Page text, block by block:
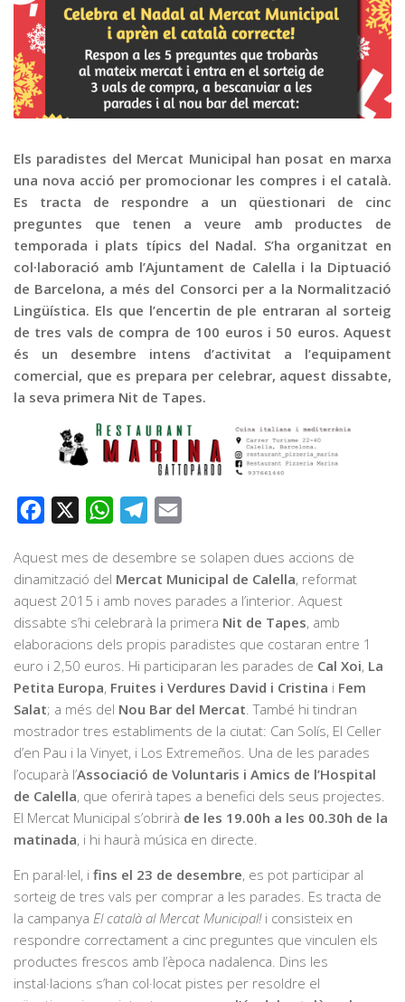
Publicitat
Contacte
Els paradistes del Mercat Municipal han posat en marxa
una nova acció per promocionar les compres i el català.
Es tracta de respondre a un qüestionari de cinc
preguntes que tenen a veure amb productes de
temporada i plats típics del Nadal. S’ha organitzat en
col·laboració amb l’Ajuntament de Calella i la Diptuació
de Barcelona, a més del Consorci per a la Normalització
Lingüística. Els que l’encertin de ple entraran al sorteig
de tres vals de compra de 100 euros i 50 euros. Aquest
és un desembre intens d’activitat a l’equipament
comercial, que es prepara per celebrar, aquest dissabte,
la seva primera Nit de Tapes.
Facebook WhatsAppTelegram
Aquest mes de desembre se solapen dues accions de
dinamització del Mercat Municipal de Calella, reformat
aquest 2015 i amb noves parades a l’interior. Aquest
dissabte s’hi celebrarà la primera Nit de Tapes, amb
elaboracions dels propis paradistes que costaran entre 1
euro i 2,50 euros. Hi participaran les parades de Cal Xoi, La
Petita Europa, Fruites i Verdures David i Cristina i Fem
Salat; a més del Nou Bar del Mercat. També hi tindran
mostrador tres establiments de la ciutat: Can Solís, El Celler
d’en Pau i la Vinyet, i Los Extremeños. Una de les parades
l’ocuparà l’Associació de Voluntaris i Amics de l’Hospital
de Calella, que oferirà tapes a benefici dels seus projectes.
El Mercat Municipal s’obrirà de les 19.00h a les 00.30h de la
matinada, i hi haurà música en directe.
En paral·lel, i fins el 23 de desembre, es pot participar al
sorteig de tres vals per comprar a les parades. Es tracta de
la campanya El català al Mercat Municipal!i consisteix en
respondre correctament a cinc preguntes que vinculen els
productes frescos amb l’època nadalenca. Dins les
instal·lacions s’han col·locat pistes per resoldre el